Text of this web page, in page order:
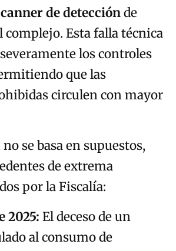
de detecciónde
complejo. Esta falla técnica
los controles
que las
circulen con mayor
se basa en supuestos,
de extrema
por la Fiscalía:
2025: El deceso de un
al consumo de